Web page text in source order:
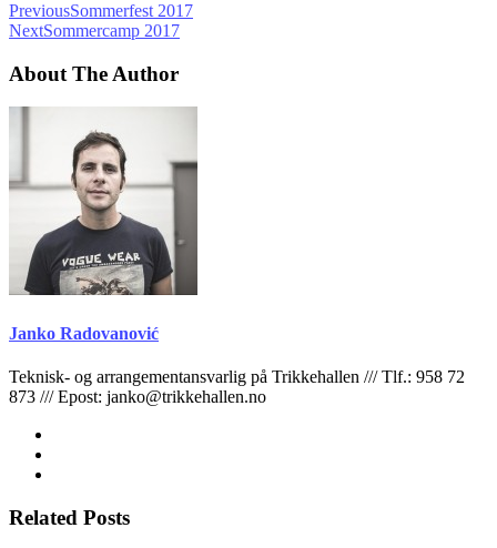
PreviousSommerfest 2017
NextSommercamp 2017
About The Author
Janko Radovanović
Teknisk- og arrangementansvarlig på Trikkehallen /// Tlf.: 958 72
873 /// Epost: janko@trikkehallen.no
Related Posts